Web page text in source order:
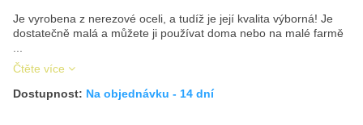
Je vyrobena z nerezové oceli, a tudíž je její kvalita výborná! Je
dostatečně malá a můžete ji používat doma nebo na malé farmě
Čtěte více
Dostupnost: Na objednávku - 14 dní